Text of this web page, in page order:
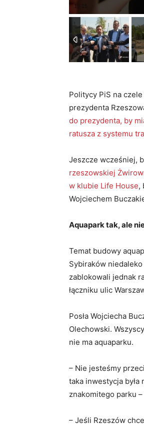
Politycy PiS na
prezydenta
do prezydenta, by
ratusza z systemu
Jeszcze wcześniej,
rzeszowskiej
w klubie Life House,
Wojciechem
Aquapark tak, ale
Temat budowy
Sybiraków
zablokowali jednak
łączniku ulic
Posła Wojciecha
Olechowski.
nie ma aquaparku.
– Nie jesteśmy
taka inwestycja
znakomitego parku
– Jeśli Rzeszów